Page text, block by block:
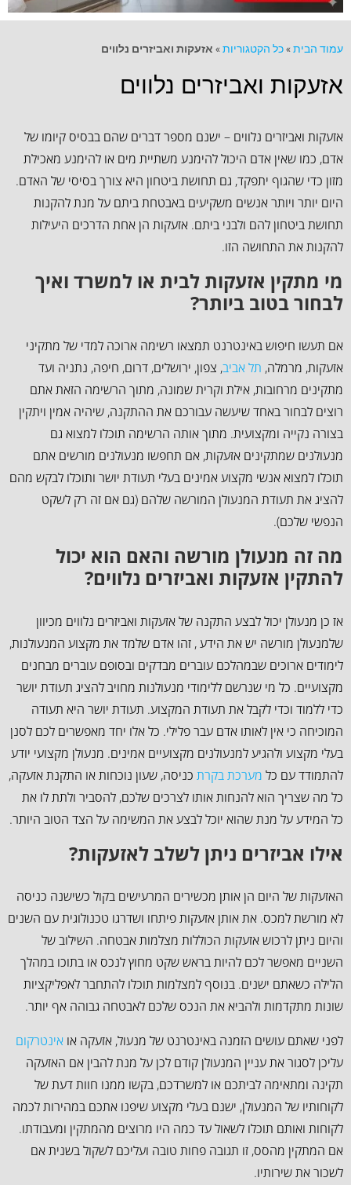
עמוד הבית»כל הקטגוריות» אזעקות ואביזרים נלווים
אזעקות ואביזרים נלווים
אזעקות ואביזרים נלווים – ישנם מספר דברים שהם בבסיס קיומו של
אדם, כמו שאין אדם היכול להימנע משתיית מים או להימנע מאכילת
מזון כדי שהגוף יתפקד, גם תחושת ביטחון היא צורך בסיסי של האדם.
היום יותר ויותר אנשים משקיעים באבטחת ביתם על מנת להקנות
תחושת ביטחון להם ולבני ביתם. אזעקות הן אחת הדרכים היעילות
להקנות את התחושה הזו.
מי מתקין אזעקות לבית או למשרד ואיך
לבחור בטוב ביותר?
אם תעשו חיפוש באינטרנט תמצאו רשימה ארוכה למדי של מתקיני
אזעקות, מרמלה, תל אביב, צפון, ירושלים, דרום, חיפה, נתניה ועד
מתקינים מרחובות, אילת וקרית שמונה, מתוך הרשימה הזאת אתם
רוצים לבחור באחד שיעשה עבורכם את ההתקנה, שיהיה אמין ויתקין
בצורה נקייה ומקצועית. מתוך אותה הרשימה תוכלו למצוא גם
מנעולנים שמתקינים אזעקות, אם תחפשו מנעולנים מורשים אתם
תוכלו למצוא אנשי מקצוע אמינים בעלי תעודת יושר ותוכלו לבקש מהם
להציג את תעודת המנעולן המורשה שלהם (גם אם זה רק לשקט
הנפשי שלכם).
מה זה מנעולן מורשה והאם הוא יכול
להתקין אזעקות ואביזרים נלווים?
אז כן מנעולן יכול לבצע התקנה של אזעקות ואביזרים נלווים מכיוון
שלמנעולן מורשה יש את הידע , זהו אדם שלמד את מקצוע המנעולנות,
לימודים ארוכים שבמהלכם עוברים מבדקים ובסופם עוברים מבחנים
מקצועיים. כל מי שנרשם ללימודי מנעולנות מחויב להציג תעודת יושר
כדי ללמוד וכדי לקבל את תעודת המקצוע. תעודת יושר היא תעודה
המוכיחה כי אין לאותו אדם עבר פלילי. כל אלו יחד מאפשרים לכם לסנן
בעלי מקצוע ולהגיע למנעולנים מקצועיים אמינים. מנעולן מקצועי יודע
להתמודד עם כל מערכת בקרת כניסה, שעון נוכחות או התקנת אזעקה,
כל מה שצריך הוא להנחות אותו לצרכים שלכם, להסביר ולתת לו את
כל המידע על מנת שהוא יוכל לבצע את המשימה על הצד הטוב היותר.
אילו אביזרים ניתן לשלב לאזעקות?
האזעקות של היום הן אותן מכשירים המרעישים בקול כשישנה כניסה
לא מורשת למכס. את אותן אזעקות פיתחו ושדרגו טכנולוגית עם השנים
והיום ניתן לרכוש אזעקות הכוללות מצלמות אבטחה. השילוב של
השניים מאפשר לכם להיות בראש שקט מחוץ לנכס או בתוכו במהלך
הלילה כשאתם ישנים. בנוסף למצלמות תוכלו להתחבר לאפליקציות
שונות מתקדמות ולהביא את הנכס שלכם לאבטחה גבוהה אף יותר.
לפני שאתם עושים הזמנה באינטרנט של מנעול, אזעקה או אינטרקום
עליכן לסגור את עניין המנעולן קודם לכן על מנת להבין אם האזעקה
תקינה ומתאימה לביתכם או למשרדכם, בקשו ממנו חוות דעת של
לקוחותיו של המנעולן, ישנם בעלי מקצוע שיפנו אתכם במהירות לכמה
לקוחות ואותם תוכלו לשאול עד כמה היו מרוצים מהמתקין ומעבודתו.
אם המתקין מהסס, זו תגובה פחות טובה ועליכם לשקול בשנית אם
לשכור את שירותיו.